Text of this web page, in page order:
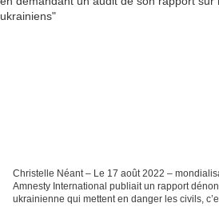
Christelle Néant – Le 17 août 2022 –
Amnesty International publiait un rapport
ukrainienne qui mettent en danger les civils,